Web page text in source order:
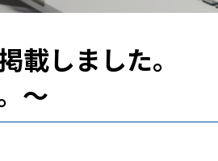
しました。
～